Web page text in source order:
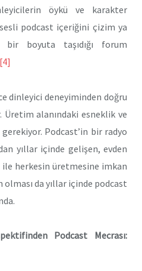
öykü ve karakter
podcast içeriğini çizim ya
boyuta taşıdığı forum
[4]
dinleyici deneyiminden doğru
Üretim alanındaki esneklik ve
Podcast’in bir radyo
yıllar içinde gelişen, evden
ile herkesin üretmesine imkan
da yıllar içinde podcast
Podcast Mecrası: